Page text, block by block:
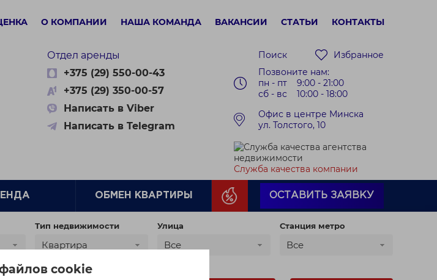
cookie
О КОМПАНИИ НАША КОМАНДА ВАКАНСИИ СТАТЬИ КОНТАКТЫ
Отдел аренды
+375 (29) 550-00-43
+375 (29) 350-00-57
Написать в Viber
Написать в Telegram
Поиск
Избранное
Позвоните нам:
пн - пт 9:00 - 21:00
сб - вс 10:00 - 18:00
Офис в центре Минска
ул. Толстого, 10
Служба качества компании
ОБМЕН КВАРТИРЫ ОСТАВИТЬ ЗАЯВКУ
Тип недвижимости
Квартира
Улица
Все
Станция метро
Все